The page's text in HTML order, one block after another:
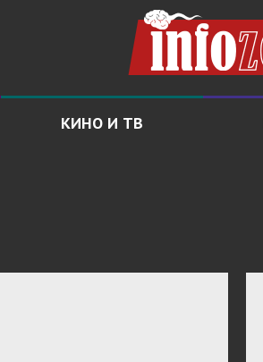
КИНО И ТВ